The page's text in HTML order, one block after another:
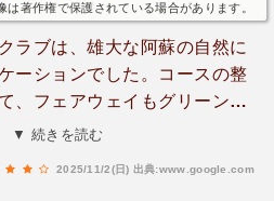
は著作権で保護されている場合があります。
ラブは、雄大な阿蘇の自然に
ーションでした。コースの整
、フェアウェイもグリーンも
ちよくプレーできました。特
▼ 続きを読む
2025/11/2(日) 出典:www.google.com